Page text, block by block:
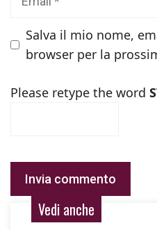
Salva il mio nome,
browser per la
Please retype the word
Vedi anche